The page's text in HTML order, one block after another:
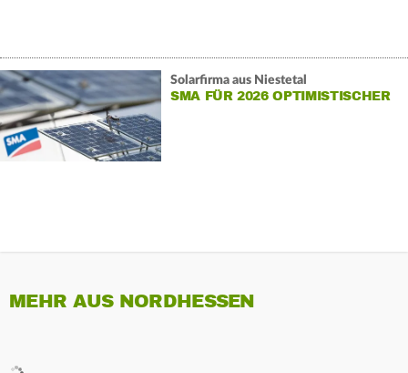
Solarfirma aus Niestetal
SMA FÜR 2026 OPTIMISTISCHER
MEHR AUS NORDHESSEN